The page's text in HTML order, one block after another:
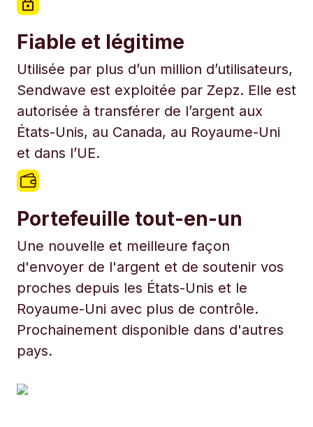
Fiable et légitime
Utilisée par plus d’un million d’utilisateurs,
Sendwave est exploitée par Zepz. Elle est
autorisée à transférer de l’argent aux
États-Unis, au Canada, au Royaume-Uni
et dans l’UE.
Portefeuille tout-en-un
Une nouvelle et meilleure façon
d'envoyer de l'argent et de soutenir vos
proches depuis les États-Unis et le
Royaume-Uni avec plus de contrôle.
Prochainement disponible dans d'autres
pays.